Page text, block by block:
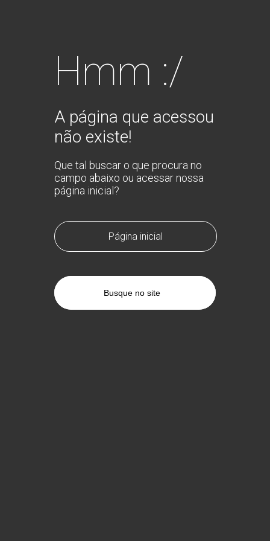
Hmm :/
A página que acessou
não existe!
Que tal buscar o que procura no
campo abaixo ou acessar nossa
página inicial?
Página inicial